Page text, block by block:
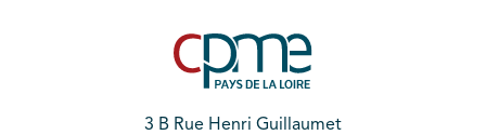
3 B Rue Henri Guillaumet